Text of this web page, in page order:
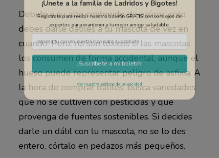
Debido a su alto contenido de azúcar, solo
debes darle dátiles a tu mascota de vez en
cuando. Pero, no son tóxicos si las mascotas
los consumen de forma accidental, aunque el
hueso puede representar peligro de asfixia. A
la hora de comprar dátiles, busca variedades
que no se cultiven con pesticidas y que
provenga de fuentes sostenibles. Si decides
darle un dátil con tu mascota, no se lo des
entero, córtalo en pedazos más pequeños.
¡Únete a la familia de Ladridos y Bigotes!
Regístrate para recibir nuestro boletín GRATIS con consejos de
expertos para mantener a tu mejor amigo saludable.
¡Suscríbete a mi boletín!
Ver nuestra política de privacidad